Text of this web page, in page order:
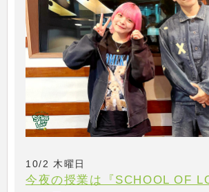
10/2 木曜日
今夜の授業は『SCHOOL OF